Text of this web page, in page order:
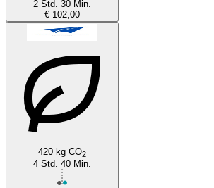
2 Std. 30 Min.
€ 102,00
420 kg CO2
4 Std. 40 Min.